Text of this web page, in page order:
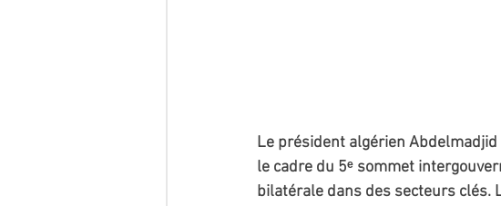
Le président algérien
le cadre du 5ᵉ sommet
bilatérale dans des secteurs clés.